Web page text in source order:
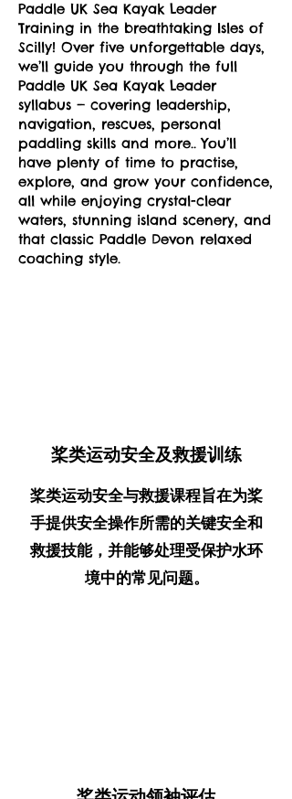
Paddle UK Sea Kayak Leader
Training in the breathtaking Isles of
Scilly! Over five unforgettable days,
we’ll guide you through the full
Paddle UK Sea Kayak Leader
syllabus — covering leadership,
navigation, rescues, personal
paddling skills and more.. You’ll
have plenty of time to practise,
explore, and grow your confidence,
all while enjoying crystal-clear
waters, stunning island scenery, and
that classic Paddle Devon relaxed
coaching style.
桨类运动安全及救援训练
桨类运动安全与救援课程旨在为桨
手提供安全操作所需的关键安全和
救援技能，并能够处理受保护水环
境中的常见问题。